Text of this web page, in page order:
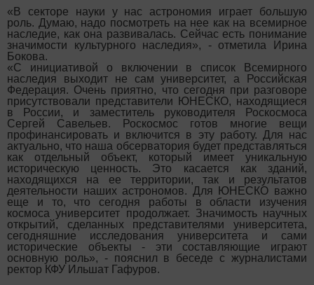
«В секторе науки у нас астрономия играет большую
роль. Думаю, надо посмотреть на нее как на всемирное
наследие, как она развивалась. Сейчас есть понимание
значимости культурного наследия», - отметила Ирина
Бокова.
«С инициативой о включении в список Всемирного
наследия выходит не сам университет, а Российская
Федерация. Очень приятно, что сегодня при разговоре
присутствовали представители ЮНЕСКО, находящиеся
в России, и заместитель руководителя Роскосмоса
Сергей Савельев. Роскосмос готов многие вещи
профинансировать и включится в эту работу. Для нас
актуально, что наша обсерватория будет представляться
как отдельный объект, который имеет уникальную
историческую ценность. Это касается как зданий,
находящихся на ее территории, так и результатов
деятельности наших астрономов. Для ЮНЕСКО важно
еще и то, что сегодня работы в области изучения
космоса университет продолжает. Значимость научных
открытий, сделанных представителями университета,
сегодняшние исследования университета и сами
исторические объекты - эти составляющие играют
основную роль», - пояснил в беседе с журналистами
ректор КФУ Ильшат Гафуров.